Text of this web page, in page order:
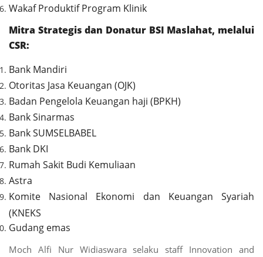
Wakaf Produktif Program Klinik
Mitra Strategis dan Donatur BSI Maslahat, melalui
CSR:
Bank Mandiri
Otoritas Jasa Keuangan (OJK)
Badan Pengelola Keuangan haji (BPKH)
Bank Sinarmas
Bank SUMSELBABEL
Bank DKI
Rumah Sakit Budi Kemuliaan
Astra
Komite Nasional Ekonomi dan Keuangan Syariah
(KNEKS
Gudang emas
Moch Alfi Nur Widiaswara selaku staff Innovation and